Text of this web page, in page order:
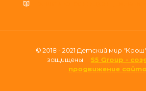
© 2018 - 2021 Детский мир
защищены. S5 Group -
продвижение